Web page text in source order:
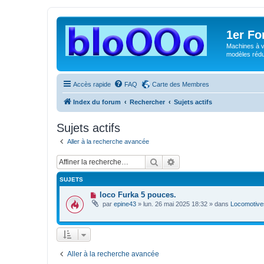
1er
Machines à
modèles
Accès rapide FAQ Carte des Membres
Index du forum Rechercher Sujets actifs
Sujets actifs
Aller à la recherche avancée
Rechercher
SUJETS
N
u
e
s
loco Furka 5 pouces.
par epine43 » lun. 26 mai 2025 18:32 » dans
Aller à la recherche avancée